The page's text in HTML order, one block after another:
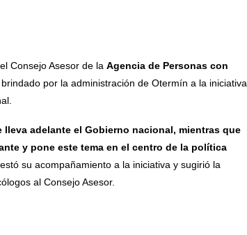
Consejo Asesor de la Agencia de Personas con
por la administración de Otermín a la iniciativa,
adelante el Gobierno nacional, mientras que
y pone este tema en el centro de la política
su acompañamiento a la iniciativa y sugirió la
al Consejo Asesor.